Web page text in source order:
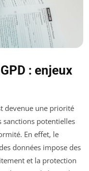
: enjeux
devenue une priorité
sanctions potentielles
En effet, le
données impose des
et la protection